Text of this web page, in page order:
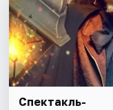
Спектакль-